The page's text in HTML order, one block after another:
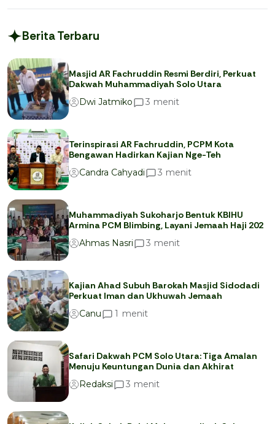
Berita Terbaru
Masjid AR Fachruddin Resmi Berdiri, Perkuat
Dakwah Muhammadiyah Solo Utara
Dwi Jatmiko
3 menit
Terinspirasi AR Fachruddin, PCPM Kota
Bengawan Hadirkan Kajian Nge-Teh
Candra Cahyadi
3 menit
Muhammadiyah Sukoharjo Bentuk KBIHU
Armina PCM Blimbing, Layani Jemaah Haji 202
Ahmas Nasri
3 menit
Kajian Ahad Subuh Barokah Masjid Sidodadi
Perkuat Iman dan Ukhuwah Jemaah
Canu
1 menit
Safari Dakwah PCM Solo Utara: Tiga Amalan
Menuju Keuntungan Dunia dan Akhirat
Redaksi
3 menit